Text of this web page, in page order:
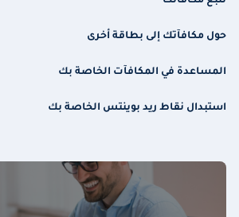
حول مكافآتك إلى بطاقة أخرى
المساعدة في المكافآت الخاصة بك
استبدال نقاط ريد بوينتس الخاصة بك